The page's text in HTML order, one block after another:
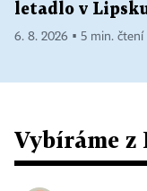
letadlo v
6. 8. 2026 ▪ 5 min. čtení
Vybíráme z